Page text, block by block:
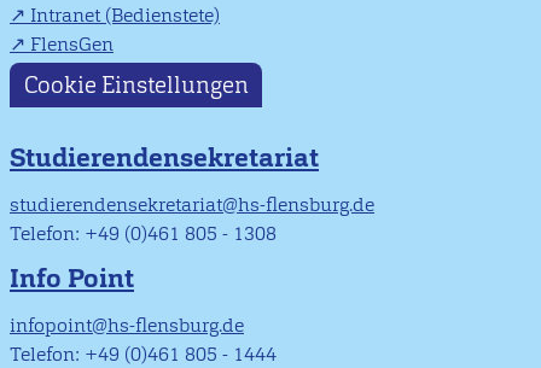
Intranet (Bedienstete)
FlensGen
Cookie Einstellungen
Studierendensekretariat
studierendensekretariat@hs-flensburg.de
Telefon: +49 (0)461 805 - 1308
Info Point
infopoint@hs-flensburg.de
Telefon: +49 (0)461 805 - 1444